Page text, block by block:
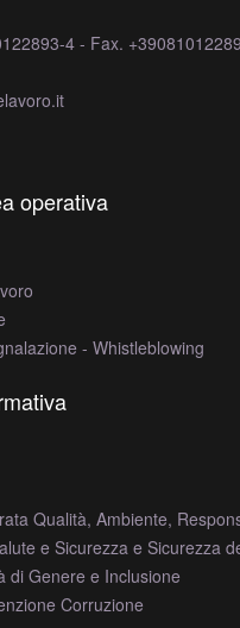
4 - Fax.
operativa
- Whistleblowing
Qualità, Ambiente,
e Sicurezza e Sicurezza
di Genere e Inclusione
Corruzione
Rispettiamo la tua
Noi e terze parti
cookie o tecnologie simili